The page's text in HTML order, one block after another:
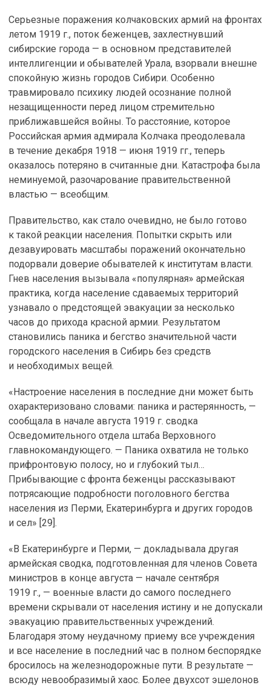
Серьезные поражения колчаковских армий на фронтах
летом 1919 г., поток беженцев, захлестнувший
сибирские города — в основном представителей
интеллигенции и обывателей Урала, взорвали внешне
спокойную жизнь городов Сибири. Особенно
травмировало психику людей осознание полной
незащищенности перед лицом стремительно
приближавшейся войны. То расстояние, которое
Российская армия адмирала Колчака преодолевала
в течение декабря 1918 — июня 1919 гг., теперь
оказалось потеряно в считанные дни. Катастрофа была
неминуемой, разочарование правительственной
властью — всеобщим.
Правительство, как стало очевидно, не было готово
к такой реакции населения. Попытки скрыть или
дезавуировать масштабы поражений окончательно
подорвали доверие обывателей к институтам власти.
Гнев населения вызывала «популярная» армейская
практика, когда население сдаваемых территорий
узнавало о предстоящей эвакуации за несколько
часов до прихода красной армии. Результатом
становились паника и бегство значительной части
городского населения в Сибирь без средств
и необходимых вещей.
«Настроение населения в последние дни может быть
охарактеризовано словами: паника и растерянность, —
сообщала в начале августа 1919 г. сводка
Осведомительного отдела штаба Верховного
главнокомандующего. — Паника охватила не только
прифронтовую полосу, но и глубокий тыл…
Прибывающие с фронта беженцы рассказывают
потрясающие подробности поголовного бегства
населения из Перми, Екатеринбурга и других городов
и сел» [29].
«В Екатеринбурге и Перми, — докладывала другая
армейская сводка, подготовленная для членов Совета
министров в конце августа — начале сентября
1919 г., — военные власти до самого последнего
времени скрывали от населения истину и не допускали
эвакуацию правительственных учреждений.
Благодаря этому неудачному приему все учреждения
и все население в последний час в полном беспорядке
бросилось на железнодорожные пути. В результате —
всюду невообразимый хаос. Более двухсот эшелонов